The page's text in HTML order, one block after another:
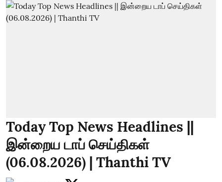
Today Top News Headlines ||
இன்றைய டாப் செய்திகள்
(06.08.2026) | Thanthi TV